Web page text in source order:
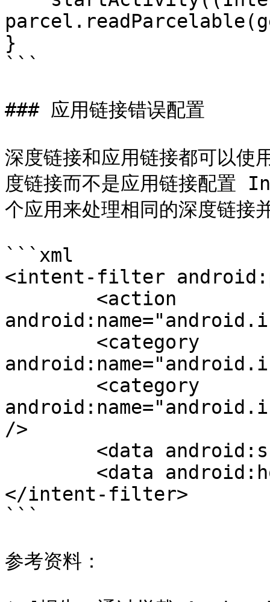
}
```
### 应用链接错误配置
深度链接和应用链接都可以
度链接而不是应用链接配置
个应用来处理相同的深度链
```xml
<intent-filter
/>
</intent-filter>
```
参考资料：